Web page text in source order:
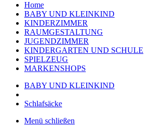
Home
BABY UND KLEINKIND
KINDERZIMMER
RAUMGESTALTUNG
JUGENDZIMMER
KINDERGARTEN UND SCHULE
SPIELZEUG
MARKENSHOPS
BABY UND KLEINKIND
Schlafsäcke
Menü schließen